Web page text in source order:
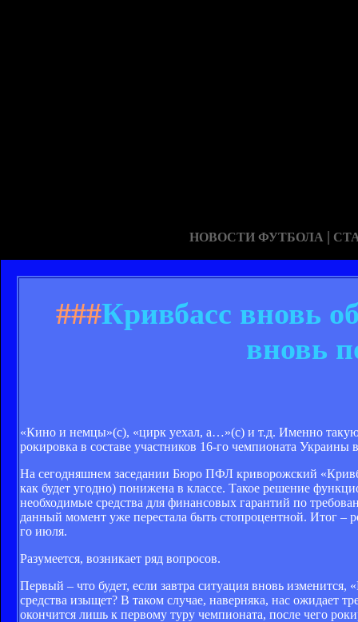
НОВОСТИ ФУТБОЛА |
###Кривбасс вновь
вновь
«Кино и немцы»(с), «цирк уехал, а…»(с) и т.д. Именно
рокировка в составе участников 16-го чемпионата Украины
На сегодняшнем заседании Бюро ПФЛ криворожский
как будет угодно) понижена в классе. Такое решение
необходимые средства для финансовых гарантий по
данный момент уже перестала быть стопроцентной. Итог
го июля.
Разумеется, возникает ряд вопросов.
Первый – что будет, если завтра ситуация вновь
средства изыщет? В таком случае, наверняка, нас ожидает
окончится лишь к первому туру чемпионата, после чего